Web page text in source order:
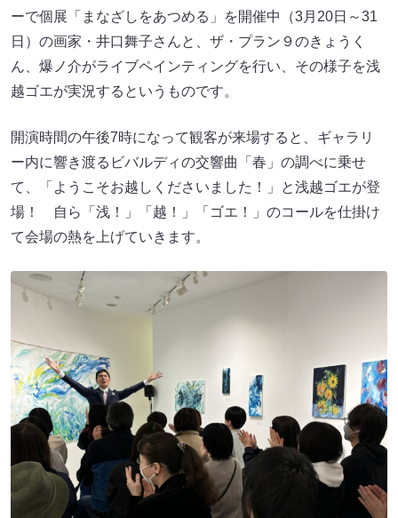
ーで個展「まなざしをあつめる」を開催中（3月20日～31
日）の画家・井口舞子さんと、ザ・プラン９のきょうく
ん、爆ノ介がライブペインティングを行い、その様子を浅
越ゴエが実況するというものです。
開演時間の午後7時になって観客が来場すると、ギャラリ
ー内に響き渡るビバルディの交響曲「春」の調べに乗せ
て、「ようこそお越しくださいました！」と浅越ゴエが登
場！ 自ら「浅！」「越！」「ゴエ！」のコールを仕掛け
て会場の熱を上げていきます。